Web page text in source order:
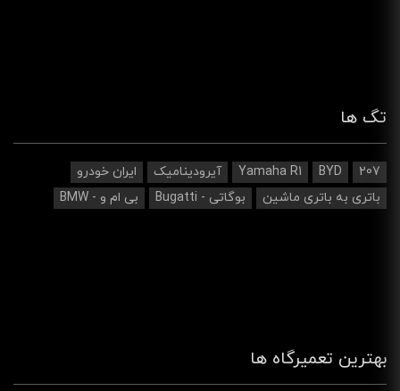
تگ ها
207
BYD
Yamaha R1 آیرودینامیک‌
ایران خودرو
باتری به باتری ماشین
بوگاتی - Bugatti بی ام و - BMW
بهترین تعمیرگاه ها